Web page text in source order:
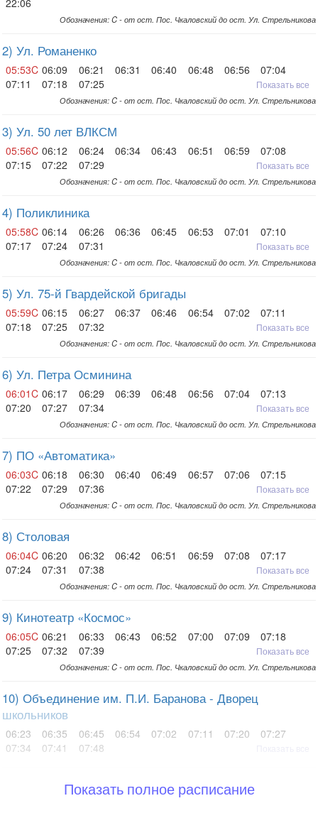
22:06
Обозначения: C - от ост. Пос. Чкаловский до ост. Ул. Стрельникова
2) Ул. Романенко
05:53C 06:09 06:21 06:31 06:40 06:48 06:56
07:04
07:11
07:18 07:25 Показать все
Обозначения: C - от ост. Пос. Чкаловский до ост. Ул. Стрельникова
3) Ул. 50 лет ВЛКСМ
05:56C 06:12 06:24 06:34 06:43 06:51 06:59
07:08
07:15
07:22 07:29 Показать все
Обозначения: C - от ост. Пос. Чкаловский до ост. Ул. Стрельникова
4) Поликлиника
05:58C 06:14 06:26 06:36 06:45 06:53 07:01
07:10
07:17
07:24 07:31 Показать все
Обозначения: C - от ост. Пос. Чкаловский до ост. Ул. Стрельникова
5) Ул. 75-й Гвардейской бригады
05:59C 06:15 06:27 06:37 06:46 06:54 07:02
07:11
07:18
07:25 07:32 Показать все
Обозначения: C - от ост. Пос. Чкаловский до ост. Ул. Стрельникова
6) Ул. Петра Осминина
06:01C 06:17 06:29 06:39 06:48 06:56 07:04
07:13
07:20
07:27 07:34 Показать все
Обозначения: C - от ост. Пос. Чкаловский до ост. Ул. Стрельникова
7) ПО «Автоматика»
06:03C 06:18 06:30 06:40 06:49 06:57 07:06
07:15
07:22
07:29 07:36 Показать все
Обозначения: C - от ост. Пос. Чкаловский до ост. Ул. Стрельникова
8) Столовая
06:04C 06:20 06:32 06:42 06:51 06:59 07:08
07:17
07:24
07:31 07:38 Показать все
Обозначения: C - от ост. Пос. Чкаловский до ост. Ул. Стрельникова
9) Кинотеатр «Космос»
06:05C 06:21 06:33 06:43 06:52 07:00 07:09
07:18
07:25
07:32 07:39 Показать все
Обозначения: C - от ост. Пос. Чкаловский до ост. Ул. Стрельникова
10) Объединение им. П.И. Баранова - Дворец
школьников
06:23 06:35 06:45 06:54 07:02 07:11 07:20
07:27
07:34
07:41 07:48
Показать полное расписание